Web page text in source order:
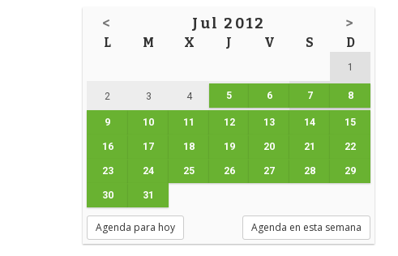
< Jul 2012 >
L M X J V S D
1
2 3 4 5 6 7 8
9 10 11 12 13 14 15
16 17 18 19 20 21 22
23 24 25 26 27 28 29
30 31
Agenda para hoy Agenda en esta semana